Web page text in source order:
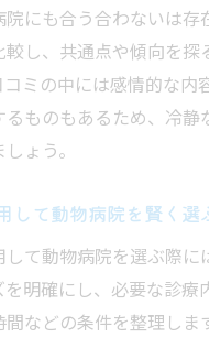
院にも合う合わないは存
較し、共通点や傾向を探
コミの中には感情的な内
るものもあるため、冷静
ょう。
して動物病院を賢く選
して動物病院を選ぶ際に
を明確にし、必要な診療
間などの条件を整理しま